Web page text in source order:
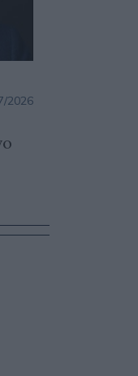
2026